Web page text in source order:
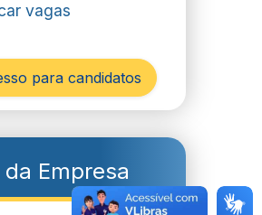
vagas
para candidatos
Empresa